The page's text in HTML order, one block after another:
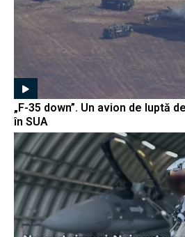
„F-35 down”. Un avion de luptă
în SUA